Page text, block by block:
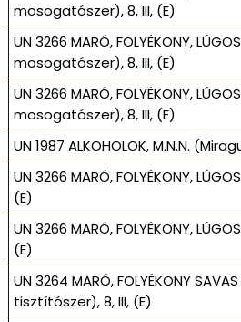
mosogatószer), 8, III, (E)
UN 3266 MARÓ, FOLYÉKONY,
mosogatószer), 8, III, (E)
UN 3266 MARÓ, FOLYÉKONY,
mosogatószer), 8, III, (E)
UN 1987 ALKOHOLOK, M.N.N.
UN 3266 MARÓ, FOLYÉKONY,
(E)
UN 3266 MARÓ, FOLYÉKONY,
(E)
UN 3264 MARÓ, FOLYÉKONY
tisztítószer), 8, III, (E)